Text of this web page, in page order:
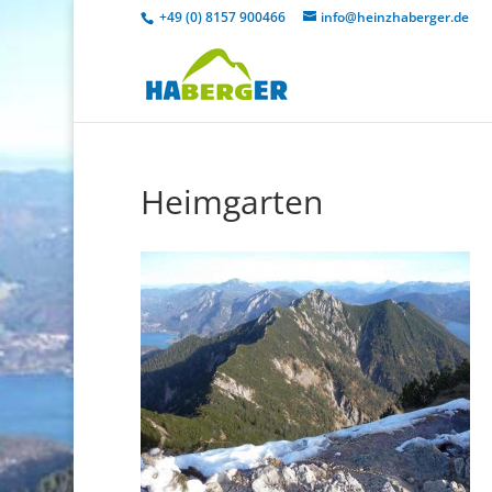
+49 (0) 8157 900466 info@heinzhaberger.de
Heimgarten